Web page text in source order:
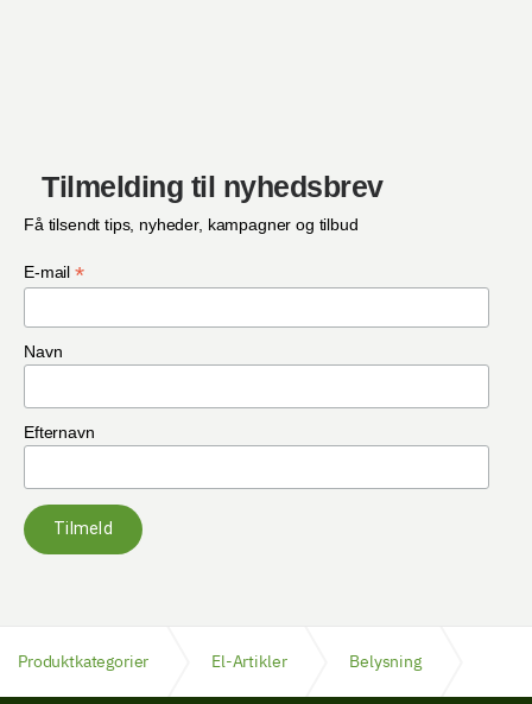
Tilmelding til nyhedsbrev
Få tilsendt tips, nyheder, kampagner og tilbud
E-mail *
Navn
Efternavn
Tilmeld
Produktkategorier El-Artikler Belysning